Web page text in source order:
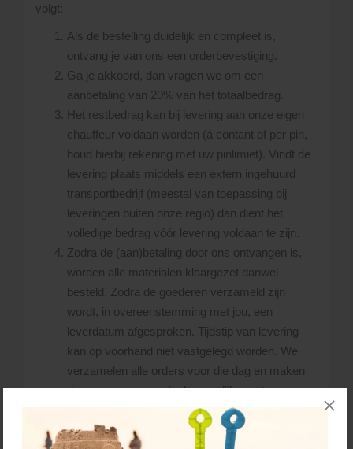
volgt:
Als de bestelling duidelijk en compleet is,
ontvang je van ons een orderbevestiging.
Ga je akkoord, dan vragen we om een
aanbetaling van 20% van het totaalbedrag.
Het restbedrag kan bij levering aan onze eigen
chauffeur voldaan worden (á contant of per pin,
houd hierbij rekening met uw pinlimiet). Vindt de
levering plaats middels een extern ingehuurd
transportbedrijf (meestal van toepassing bij
leveringen buiten onze regio) dan dient het
volledige bedrag vóór levering voldaan te zijn.
Zodra de (aan)betaling door ons ontvangen is,
worden alle materialen klaargezet danwel
besteld. Zodra de goederen verzameld zijn
wordt, in overeenstemming met jou, een
leverdatum afgesproken. Tijdstip van levering
kan op voorhand niet vastgelegd worden. We
verzamelen alle orders voor die dag en maken
dan een zo economisch mogelijke route.
De dag voor levering maken we de planning. U
kunt aan het eind van deze dag, ca. 30 minuten